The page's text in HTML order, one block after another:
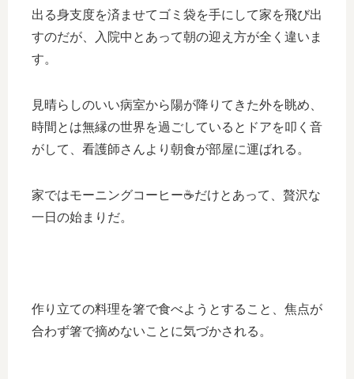
出る身支度を済ませてゴミ袋を手にして家を飛び出
すのだが、入院中とあって朝の迎え方が全く違いま
す。
見晴らしのいい病室から陽が降りてきた外を眺め、
時間とは無縁の世界を過ごしているとドアを叩く音
がして、看護師さんより朝食が部屋に運ばれる。
家ではモーニングコーヒー☕️だけとあって、贅沢な
一日の始まりだ。
作り立ての料理を箸で食べようとすること、焦点が
合わず箸で摘めないことに気づかされる。